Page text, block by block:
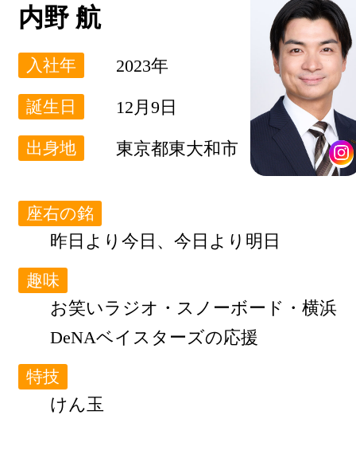
内野 航
入社年 2023年
誕生日 12月9日
出身地 東京都東大和市
座右の銘
昨日より今日、今日より明日
趣味
お笑いラジオ・スノーボード・横浜
DeNAベイスターズの応援
特技
けん玉